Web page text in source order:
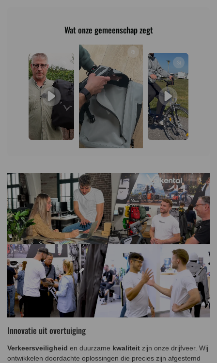
Wat onze gemeenschap zegt
Innovatie uit overtuiging
Verkeersveiligheid en duurzame kwaliteit zijn onze drijfveer. Wij
ontwikkelen doordachte oplossingen die precies zijn afgestemd